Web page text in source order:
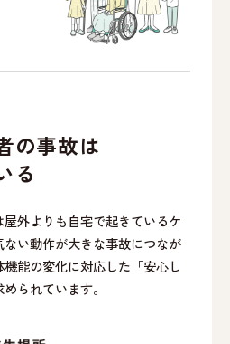
の事故は
る
外よりも自宅で起きているケ
い動作が大きな事故につなが
能の変化に対応した「安心し
られています。